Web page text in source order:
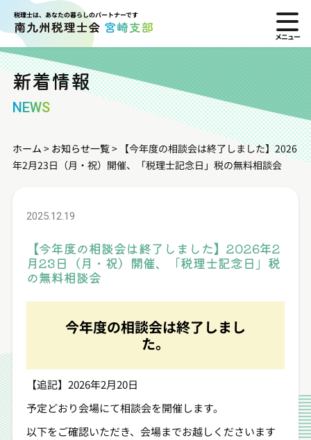
税理士は、あなたの暮らしのパートナーです
新着情報
NEWS
ホーム > お知らせ一覧> 【今年度の相談会は終了しました】2026
年2月23日（月・祝）開催、「税理士記念日」税の無料相談会
2025.12.19
【今年度の相談会は終了しました】2026年2
月23日（月・祝）開催、「税理士記念日」税
の無料相談会
今年度の相談会は終了しまし
た。
【追記】2026年2月20日
予定どおり会場にて相談会を開催します。
以下をご確認いただき、会場までお越しくださいます